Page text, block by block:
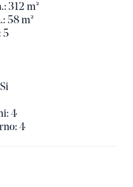
312 m²
58 m²
5
4
4